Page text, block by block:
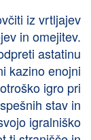
iz vrtljajev
in omejitev.
astatinu
kazino enojni
igro pri
stav in
igralniško